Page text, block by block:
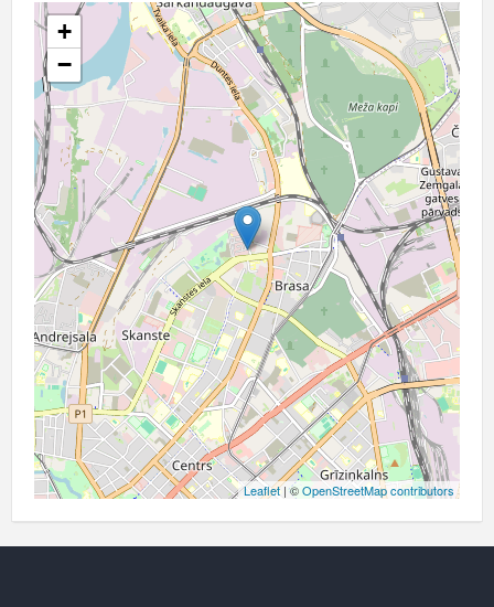
+
−
Leaflet| ©OpenStreetMap contributors